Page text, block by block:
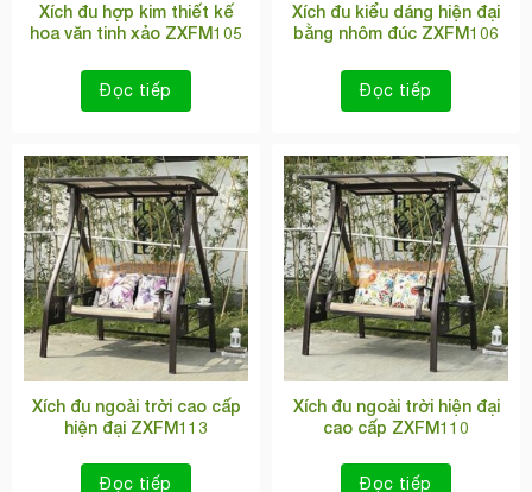
Xích đu hợp kim thiết kế
hoa văn tinh xảo ZXFM105
Đọc tiếp
Xích đu kiểu dáng hiện đại
bằng nhôm đúc ZXFM106
Đọc tiếp
Xích đu ngoài trời cao cấp
hiện đại ZXFM113
Đọc tiếp
Xích đu ngoài trời hiện đại
cao cấp ZXFM110
Đọc tiếp